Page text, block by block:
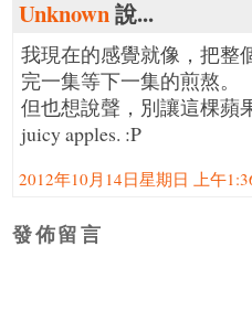
Unknown說...
我現在的感覺就像，把整
完一集等下一集的煎熬。
但也想說聲，別讓這棵蘋
juicy apples. :P
2012年10月14日星期日 上午
發佈留言